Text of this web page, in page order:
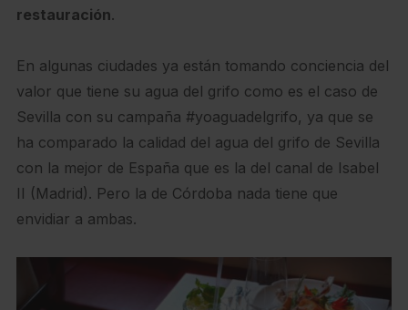
restauración.
En algunas ciudades ya están tomando conciencia del
valor que tiene su agua del grifo como es el caso de
Sevilla con su campaña #yoaguadelgrifo, ya que se
ha comparado la calidad del agua del grifo de Sevilla
con la mejor de España que es la del canal de Isabel
II (Madrid). Pero la de Córdoba nada tiene que
envidiar a ambas.